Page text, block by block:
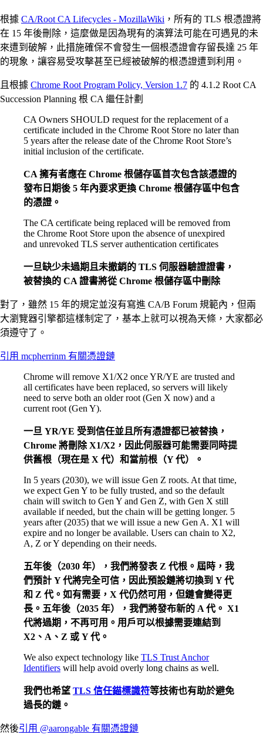
根據 CA/Root CA Lifecycles - MozillaWiki ，所有的 TLS 根憑證將
在 15 年後刪除，這麼做是因為現有的演算法可能在可遇見的未
來遭到破解，此措施確保不會發生一個根憑證會存留長達 25 年
的現象，讓容易受攻擊甚至已經被破解的根憑證遭到利用。
且根據 Chrome Root Program Policy, Version 1.7 的 4.1.2 Root CA
Succession Planning 根 CA 繼任計劃
CA Owners SHOULD request for the replacement of a
certificate included in the Chrome Root Store no later than
5 years after the release date of the Chrome Root Store’s
initial inclusion of the certificate.
CA 擁有者應在 Chrome 根儲存區首次包含該憑證的
發布日期後 5 年內要求更換 Chrome 根儲存區中包含
的憑證。
The CA certificate being replaced will be removed from
the Chrome Root Store upon the absence of unexpired
and unrevoked TLS server authentication certificates
一旦缺少未過期且未撤銷的 TLS 伺服器驗證證書，
被替換的 CA 證書將從 Chrome 根儲存區中刪除
對了，雖然 15 年的規定並沒有寫進 CA/B Forum 規範內，但兩
大瀏覽器引擎都這樣制定了，基本上就可以視為天條，大家都必
須遵守了。
引用 mcpherrinm 有關憑證鏈
Chrome will remove X1/X2 once YR/YE are trusted and
all certificates have been replaced, so servers will likely
need to serve both an older root (Gen X now) and a
current root (Gen Y).
一旦 YR/YE 受到信任並且所有憑證都已被替換，
Chrome 將刪除 X1/X2，因此伺服器可能需要同時提
供舊根（現在是 X 代）和當前根（Y 代）。
In 5 years (2030), we will issue Gen Z roots. At that time,
we expect Gen Y to be fully trusted, and so the default
chain will switch to Gen Y and Gen Z, with Gen X still
available if needed, but the chain will be getting longer. 5
years after (2035) that we will issue a new Gen A. X1 will
expire and no longer be available. Users can chain to X2,
A, Z or Y depending on their needs.
五年後（2030 年），我們將發表 Z 代根。屆時，我
們預計 Y 代將完全可信，因此預設鏈將切換到 Y 代
和 Z 代。如有需要，X 代仍然可用，但鏈會變得更
長。五年後（2035 年），我們將發布新的 A 代。 X1
代將過期，不再可用。用戶可以根據需要連結到
X2、A、Z 或 Y 代。
We also expect technology like TLS Trust Anchor
Identifiers will help avoid overly long chains as well.
我們也希望 TLS 信任錨標識符等技術也有助於避免
過長的鏈。
然後引用 @aarongable 有關憑證鏈